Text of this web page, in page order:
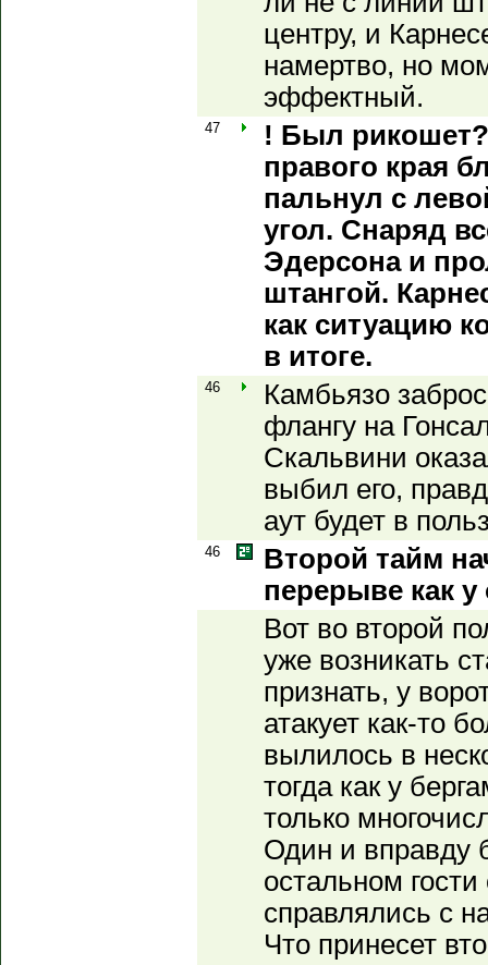
центру, и
намертво, но
эффектный.
47
! Был
правого края
пальнул с
угол. Снаряд
Эдерсона и
штангой.
как ситуацию
в итоге.
46
Камбьязо
флангу на
Скальвини
выбил его,
аут будет в
46
Второй тайм
перерыве как у
Вот во второй
уже возникать
признать, у
атакует как-то
вылилось в
тогда как у
только
Один и вправду
остальном
справлялись с
Что принесет